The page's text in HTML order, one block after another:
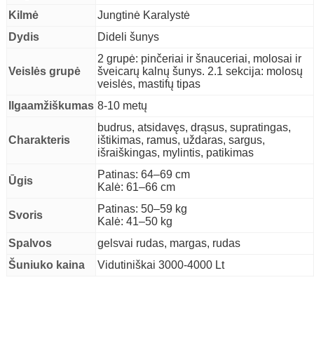
Kilmė
Jungtinė Karalystė
Dydis
Dideli šunys
Veislės grupė
2 grupė: pinčeriai ir šnauceriai, molosai ir
šveicarų kalnų šunys. 2.1 sekcija: molosų
veislės, mastifų tipas
Ilgaamžiškumas 8-10 metų
Charakteris
budrus, atsidavęs, drąsus, supratingas,
ištikimas, ramus, uždaras, sargus,
išraiškingas, mylintis, patikimas
Ūgis
Patinas: 64–69 cm
Kalė: 61–66 cm
Svoris
Patinas: 50–59 kg
Kalė: 41–50 kg
Spalvos
gelsvai rudas, margas, rudas
Šuniuko kaina
Vidutiniškai 3000-4000 Lt